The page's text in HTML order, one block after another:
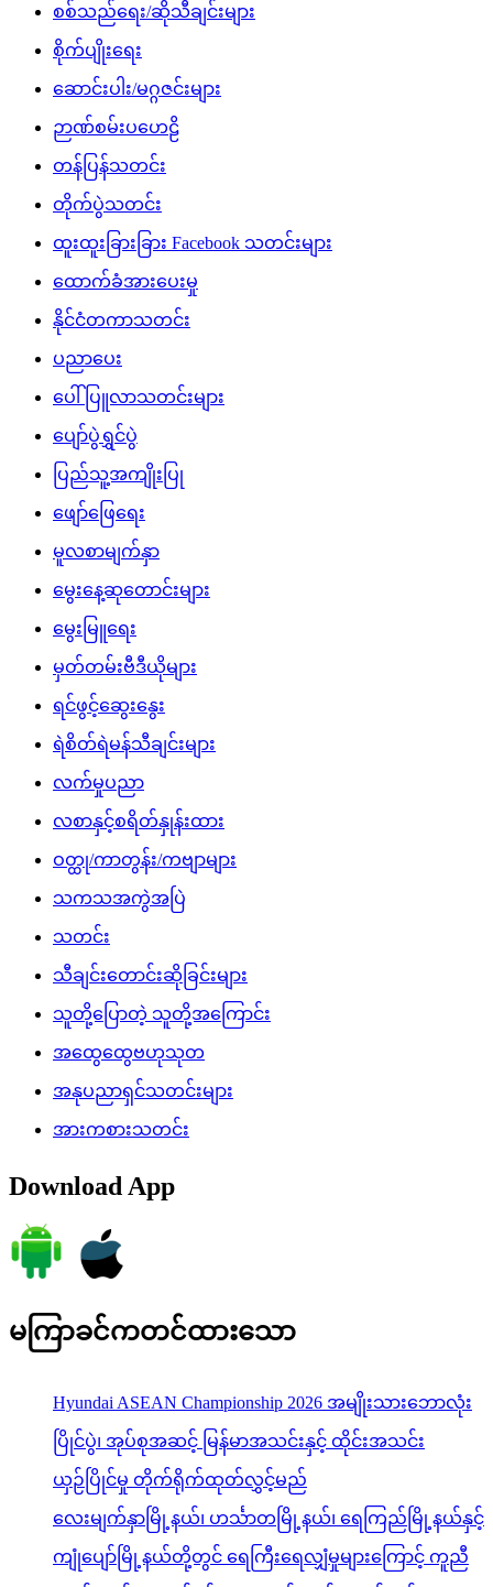
စစ်သည်ရေး/ဆိုသီချင်းများ
စိုက်ပျိုးရေး
ဆောင်းပါး/မဂ္ဂဇင်းများ
ဉာဏ်စမ်းပဟေဠိ
တန်ပြန်သတင်း
တိုက်ပွဲသတင်း
ထူးထူးခြားခြား Facebook သတင်းများ
ထောက်ခံအားပေးမှု
နိုင်ငံတကာသတင်း
ပညာပေး
ပေါ်ပြူလာသတင်းများ
ပျော်ပွဲရွှင်ပွဲ
ပြည်သူ့အကျိုးပြု
ဖျော်ဖြေရေး
မူလစာမျက်နှာ
မွေးနေ့ဆုတောင်းများ
မွေးမြူရေး
မှတ်တမ်းဗီဒီယိုများ
ရင်ဖွင့်ဆွေးနွေး
ရဲစိတ်ရဲမန်သီချင်းများ
လက်မှုပညာ
လစာနှင့်စရိတ်နှုန်းထား
ဝတ္ထု/ကာတွန်း/ကဗျာများ
သကသအကွဲအပြဲ
သတင်း
သီချင်းတောင်းဆိုခြင်းများ
သူတို့ပြောတဲ့ သူတို့အကြောင်း
အထွေထွေဗဟုသုတ
အနုပညာရှင်သတင်းများ
အားကစားသတင်း
Download App
မကြာခင်ကတင်ထားသော
Hyundai ASEAN Championship 2026 အမျိုးသားဘောလုံး
ပြိုင်ပွဲ၊ အုပ်စုအဆင့် မြန်မာအသင်းနှင့် ထိုင်းအသင်း
ယှဉ်ပြိုင်မှု တိုက်ရိုက်ထုတ်လွှင့်မည်
လေးမျက်နှာမြို့နယ်၊ ဟင်္သာတမြို့နယ်၊ ရေကြည်မြို့နယ်နှင့်
ကျုံပျော်မြို့နယ်တို့တွင် ရေကြီးရေလျှံမှုများကြောင့် ကူညီ